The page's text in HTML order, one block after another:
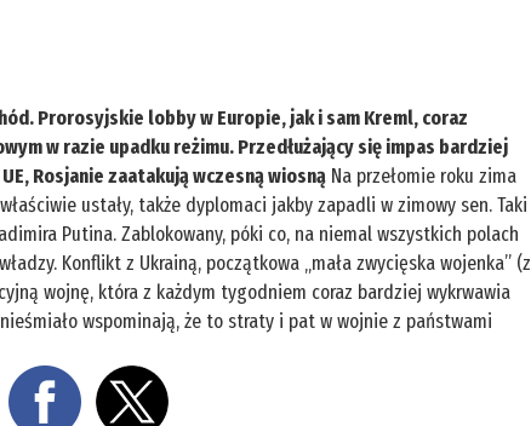
Prorosyjskie lobby w Europie, jak i sam Kreml, coraz
w razie upadku reżimu. Przedłużający się impas bardziej
Rosjanie zaatakują wczesną wiosną Na przełomie roku zima
ustały, także dyplomaci jakby zapadli w zimowy sen. Taki
Putina. Zablokowany, póki co, na niemal wszystkich polach
Konflikt z Ukrainą, początkowa „mała zwycięska wojenka” (z
wojnę, która z każdym tygodniem coraz bardziej wykrwawia
wspominają, że to straty i pat w wojnie z państwami